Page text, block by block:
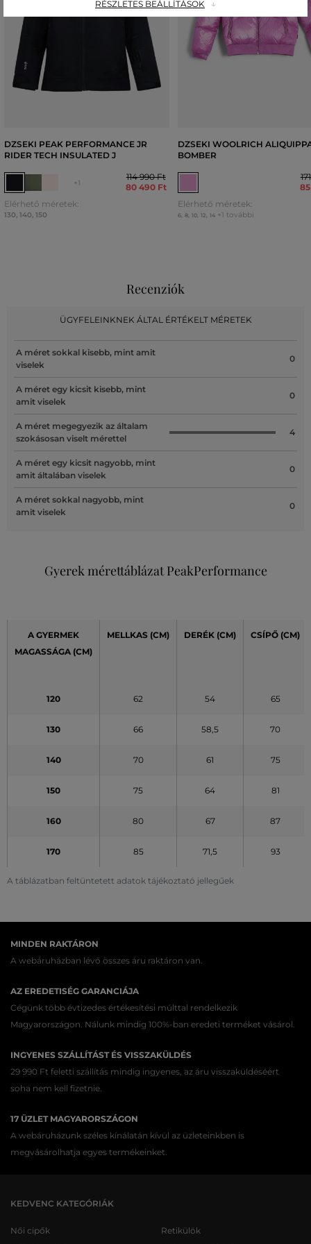
DZSEKI PEAK PERFORMANCE JR
RIDER TECH INSULATED J
+1
114 990 Ft
80 490 Ft
Elérhető méretek:
130, 140, 150
DZSEKI WOOLRICH
BOMBER
Elérhető méretek:
6 8 10 12 14 +1 további
Recenziók
ÜGYFELEINKNEK ÁLTAL ÉRTÉKELT MÉRETEK
A méret sokkal kisebb, mint amit
viselek
0
A méret egy kicsit kisebb, mint
amit viselek
0
A méret megegyezik az általam
szokásosan viselt mérettel
4
A méret egy kicsit nagyobb, mint
amit általában viselek
0
A méret sokkal nagyobb, mint
amit viselek
0
Gyerek mérettáblázat PeakPerformance
A táblázatban feltüntetett adatok tájékoztató jellegűek
A GYERMEK
MAGASSÁGA (CM)
MELLKAS (CM) DERÉK (CM) CSÍPŐ (CM)
120 62 54 65
130 66 58,5 70
140 70 61 75
150 75 64 81
160 80 67 87
170 85 71,5 93
MINDEN RAKTÁRON
A webáruházban lévő összes áru raktáron van.
AZ EREDETISÉG GARANCIÁJA
Cégünk több évtizedes értékesítési múlttal rendelkezik
Magyarországon. Nálunk mindig 100%-ban eredeti terméket vásárol.
INGYENES SZÁLLÍTÁST ÉS VISSZAKÜLDÉS
29 990 Ft feletti szállítás mindig ingyenes, az áru visszaküldéséért
soha nem kell fizetnie.
17 ÜZLET MAGYARORSZÁGON
A webáruházunk széles kínálatán kívül az üzleteinkben is
megvásárolhatja egyes termékeinket.
KEDVENC KATEGÓRIÁK
Női cipők
Retikülök
RÉSZLETES BEÁLLÍTÁSOK